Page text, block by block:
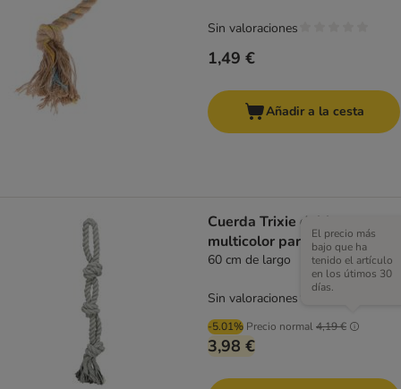
1,49 €
Sin valoraciones
Añadir a la cesta
Cuerda Trixie doble
multicolor para perros
60 cm de largo
-5.01% Precio normal4,19 €
El precio más
bajo que ha
tenido el artículo
en los útimos 30
días.
3,98 €
Sin valoraciones